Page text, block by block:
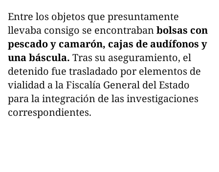
Entre los objetos que presuntamente
llevaba consigo se encontrabanbolsas con
pescado y camarón, cajas de audífonos y
una báscula. Tras su aseguramiento, el
detenido fue trasladado por elementos de
vialidad a la Fiscalía General del Estado
para la integración de las investigaciones
correspondientes.